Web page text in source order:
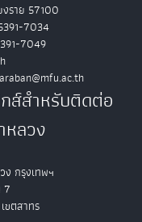
งราย 57100
7034
7049
ส์สำหรับติดต่อ
ลวง
กรุงเทพฯ
7
ขตสาทร